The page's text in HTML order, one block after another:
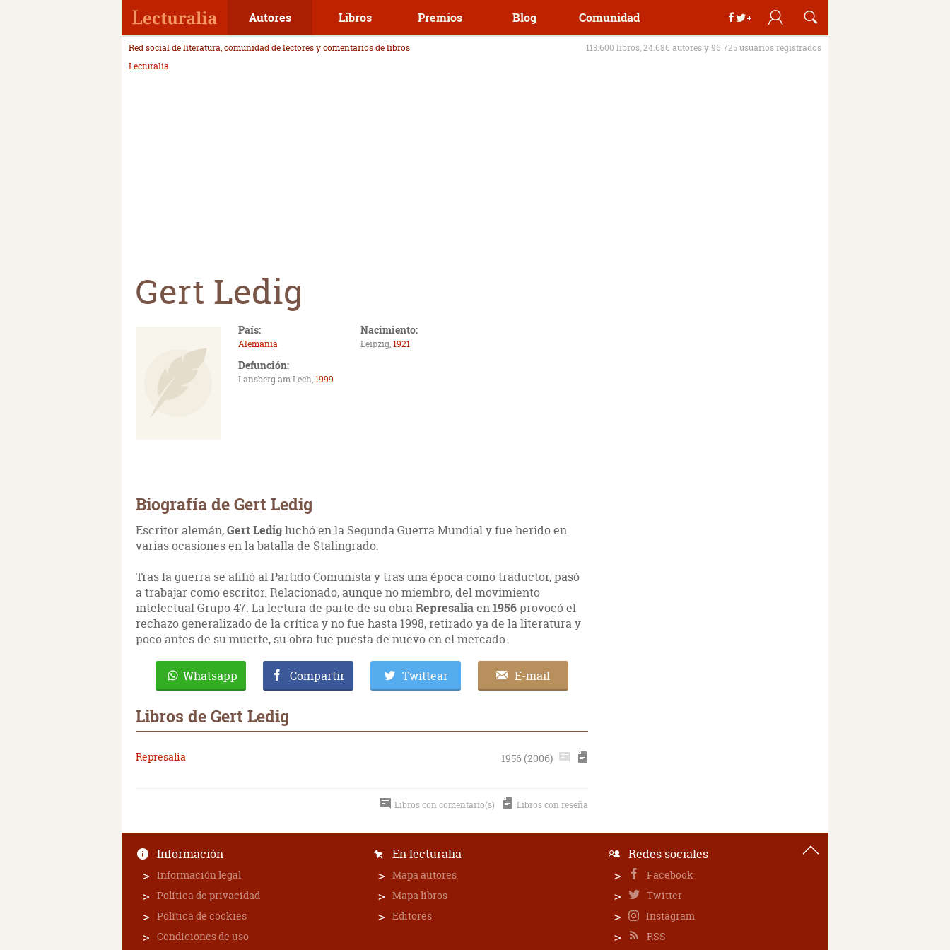
Autores Libros Premios Blog Comunidad
Red social de literatura, comunidad de lectores y comentarios de libros
113.600 libros, 24.686 autores y 96.725 usuarios registrados
Lecturalia
Gert Ledig
País:
Alemania
Nacimiento:
Leipzig,1921
Defunción:
Lansberg am Lech,1999
Biografía de Gert Ledig
Escritor alemán,Gert Ledigluchó en la Segunda Guerra Mundial y fue herido en
varias ocasiones en la batalla de Stalingrado.
Tras la guerra se afilió al Partido Comunista y tras una época como traductor, pasó
a trabajar como escritor. Relacionado, aunque no miembro, del movimiento
intelectual Grupo 47. La lectura de parte de su obraRepresaliaen1956provocó el
rechazo generalizado de la crítica y no fue hasta 1998, retirado ya de la literatura y
poco antes de su muerte, su obra fue puesta de nuevo en el mercado.
Whatsapp Compartir Twittear E-mail
Libros de Gert Ledig
Represalia 1956 (2006)
Libros con comentario(s) Libros con reseña
Información
Información legal
Política de privacidad
Política de cookies
Condiciones de uso
En lecturalia
Mapa autores
Mapa libros
Editores
Redes sociales
Facebook
Twitter
Instagram
RSS